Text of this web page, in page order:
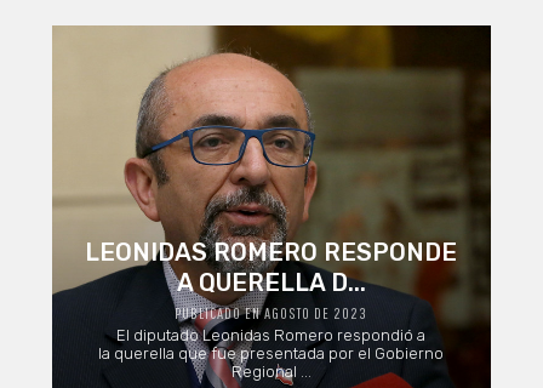
LEONIDAS ROMERO RESPONDE
A QUERELLA D...
PUBLICADO EN AGOSTO DE 2023
El diputado Leonidas Romero respondió a
la querella que fue presentada por el Gobierno
Regional ...